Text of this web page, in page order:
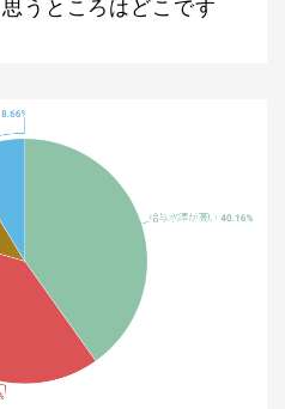
うところはどこです